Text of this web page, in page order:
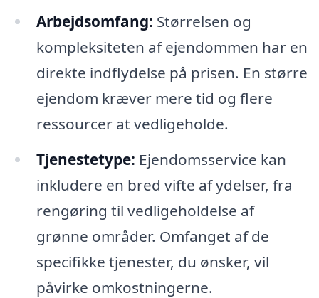
Arbejdsomfang: Størrelsen og
kompleksiteten af ejendommen har en
direkte indflydelse på prisen. En større
ejendom kræver mere tid og flere
ressourcer at vedligeholde.
Tjenestetype: Ejendomsservice kan
inkludere en bred vifte af ydelser, fra
rengøring til vedligeholdelse af
grønne områder. Omfanget af de
specifikke tjenester, du ønsker, vil
påvirke omkostningerne.